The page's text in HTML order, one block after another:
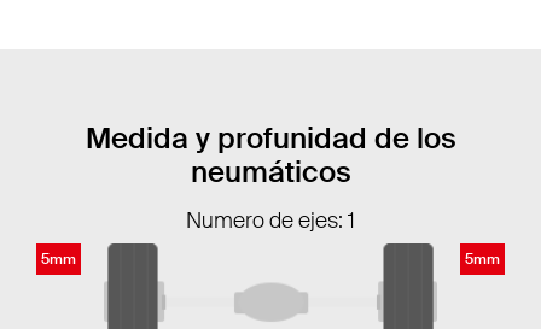
Medida y profunidad de los
neumáticos
Numero de ejes: 1
5mm 5mm